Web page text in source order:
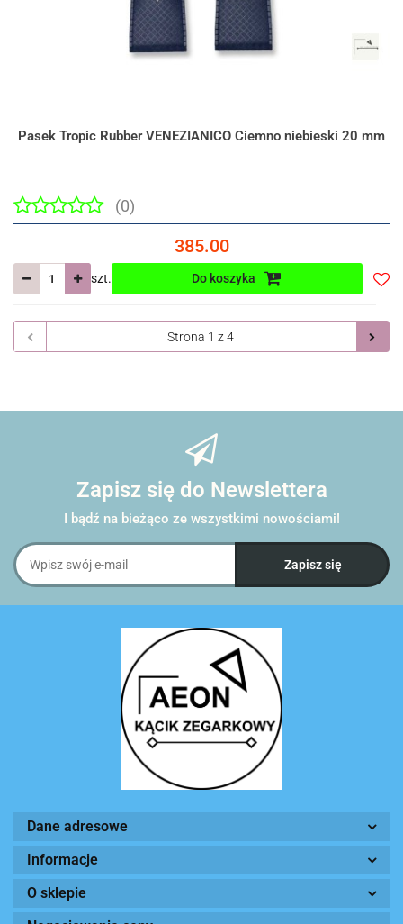
Pasek Tropic Rubber VENEZIANICO Ciemno niebieski 20 mm
(0)
385.00
szt. Do koszyka
Zapisz się do Newslettera
I bądź na bieżąco ze wszystkimi nowościami!
Dane adresowe
Informacje
O sklepie